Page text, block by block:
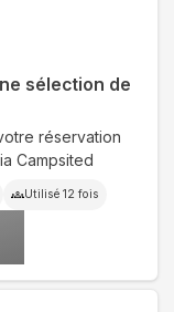
sélection de
réservation
Campsited
Utilisé 12 fois